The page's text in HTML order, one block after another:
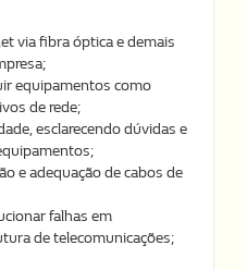
via fibra óptica e demais
equipamentos como
de rede;
esclarecendo dúvidas e
e adequação de cabos de
falhas em
de telecomunicações;